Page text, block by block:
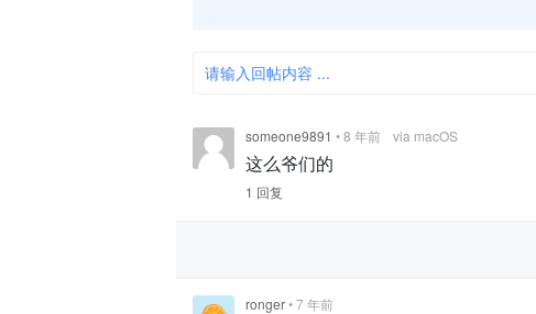
请输入回帖内容 ...
someone9891 •8 年前 via macOS
这么爷们的
1 回复
ronger•7 年前